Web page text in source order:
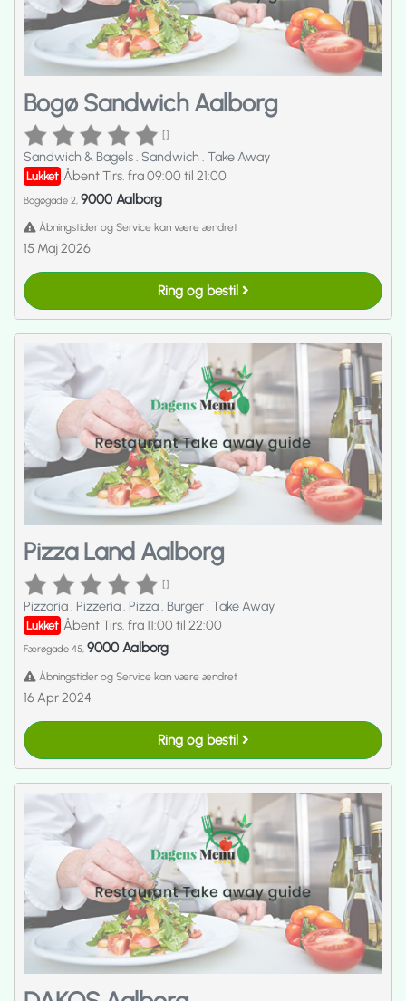
Bogø Sandwich Aalborg
[]
Sandwich & Bagels. Sandwich . Take Away
Lukket Åbent Tirs. fra 09:00 til 21:00
Bogøgade 2, 9000 Aalborg
Åbningstider og Service kan være ændret
15 Maj 2026
Ring og bestil
Pizza Land Aalborg
[]
Pizzaria Pizzeria Pizza Burger Take Away
Lukket Åbent Tirs. fra 11:00 til 22:00
Færøgade 45, 9000 Aalborg
Åbningstider og Service kan være ændret
16 Apr 2024
Ring og bestil